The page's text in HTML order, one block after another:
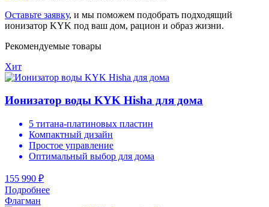
Оставьте заявку, и мы поможем подобрать подходящий
ионизатор KYK под ваш дом, рацион и образ жизни.
Рекомендуемые товары
Хит
Ионизатор воды KYK Hisha для дома
5 титана-платиновых пластин
Компактный дизайн
Простое управление
Оптимальный выбор для дома
155 990 ₽
Подробнее
Флагман